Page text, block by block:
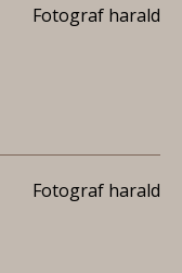
Fotograf harald
Fotograf harald